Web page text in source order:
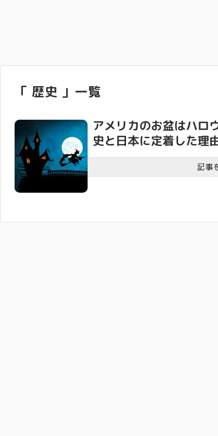
「 歴史 」一覧
アメリカのお盆はハロ
史と日本に定着した理
記事